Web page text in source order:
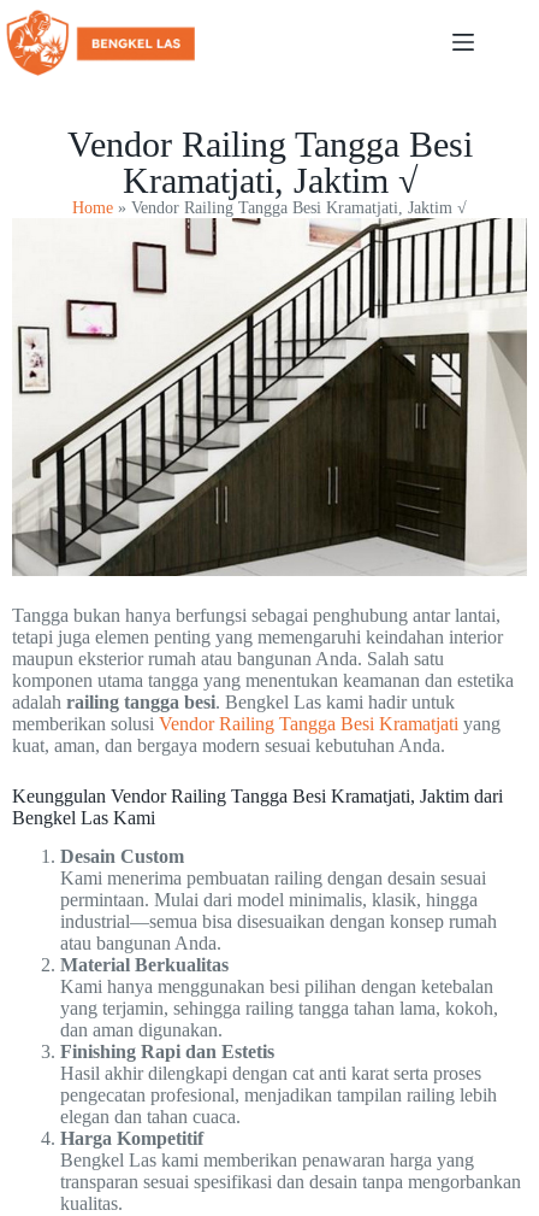
Vendor Railing Tangga Besi
Kramatjati, Jaktim √
Home » Vendor Railing Tangga Besi Kramatjati, Jaktim √
Tangga bukan hanya berfungsi sebagai penghubung antar lantai,
tetapi juga elemen penting yang memengaruhi keindahan interior
maupun eksterior rumah atau bangunan Anda. Salah satu
komponen utama tangga yang menentukan keamanan dan estetika
adalah railing tangga besi. Bengkel Las kami hadir untuk
memberikan solusi Vendor Railing Tangga Besi Kramatjati yang
kuat, aman, dan bergaya modern sesuai kebutuhan Anda.
Keunggulan Vendor Railing Tangga Besi Kramatjati, Jaktim dari
Bengkel Las Kami
Desain Custom
Kami menerima pembuatan railing dengan desain sesuai
permintaan. Mulai dari model minimalis, klasik, hingga
industrial—semua bisa disesuaikan dengan konsep rumah
atau bangunan Anda.
Material Berkualitas
Kami hanya menggunakan besi pilihan dengan ketebalan
yang terjamin, sehingga railing tangga tahan lama, kokoh,
dan aman digunakan.
Finishing Rapi dan Estetis
Hasil akhir dilengkapi dengan cat anti karat serta proses
pengecatan profesional, menjadikan tampilan railing lebih
elegan dan tahan cuaca.
Harga Kompetitif
Bengkel Las kami memberikan penawaran harga yang
transparan sesuai spesifikasi dan desain tanpa mengorbankan
kualitas.